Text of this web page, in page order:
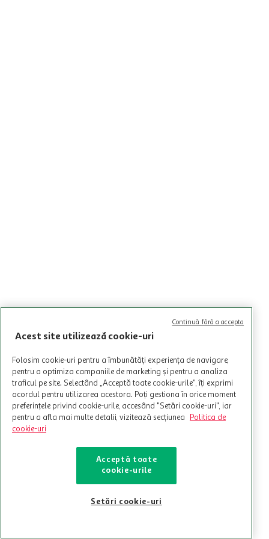
Acest site utilizează cookie-uri
Folosim cookie-uri pentru a îmbunătăți experiența de navigare,
pentru a optimiza campaniile de marketing și pentru a analiza
traficul pe site. Selectând „Acceptă toate cookie-urile”, îți exprimi
acordul pentru utilizarea acestora. Poți gestiona în orice moment
preferințele privind cookie-urile, accesând "Setări cookie-uri", iar
pentru a afla mai multe detalii, vizitează secțiunea
Politica de
cookie-uri
Acceptă toate
cookie-urile
Setări cookie-uri
Continuă fără a accepta